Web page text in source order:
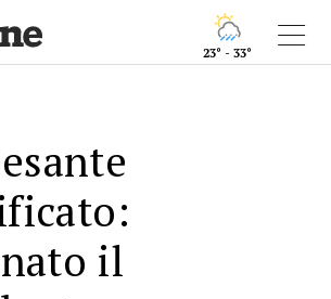
23° - 33°
il